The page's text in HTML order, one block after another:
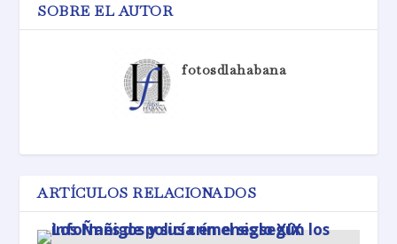
SOBRE EL AUTOR
fotosdlahabana
ARTÍCULOS RELACIONADOS